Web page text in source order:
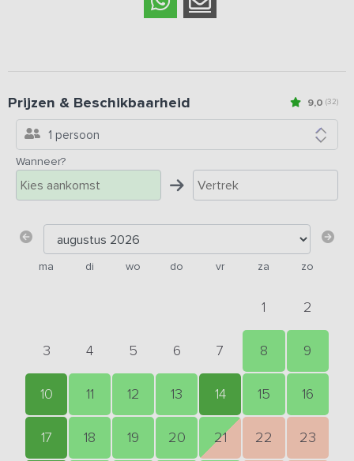
9,0 (32)
Prijzen & Beschikbaarheid
1 persoon
Wanneer?
ma di wo do vr za zo
1 2
3 4 5 6 7 8 9
10 11 12 13 14 15 16
17 18 19 20 21 22 23